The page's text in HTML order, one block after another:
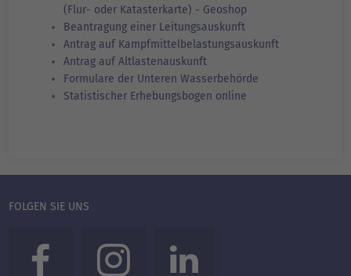
(Flur- oder Katasterkarte) - Geoshop
Beantragung einer Leitungsauskunft
Antrag auf Kampfmittelbelastungsauskunft
Antrag auf Altlastenauskunft
Formulare der Unteren Wasserbehörde
Statistischer Erhebungsbogen online
FOLGEN SIE UNS